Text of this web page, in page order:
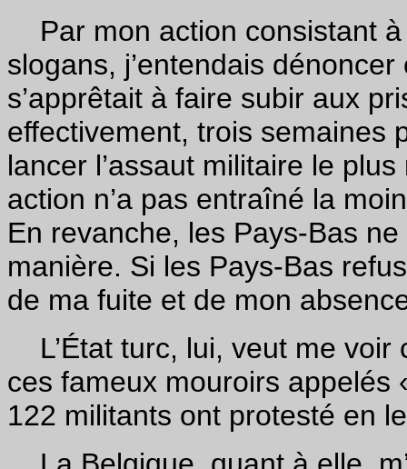
Par mon action consistant
slogans, j’entendais
s’apprêtait à faire subir aux
effectivement, trois semaines
lancer l’assaut militaire le
action n’a pas entraîné la
En revanche, les Pays-Bas
manière. Si les Pays-Bas
de ma fuite et de mon
L’État turc, lui, veut me voir
ces fameux mouroirs appelés
122 militants ont protesté en